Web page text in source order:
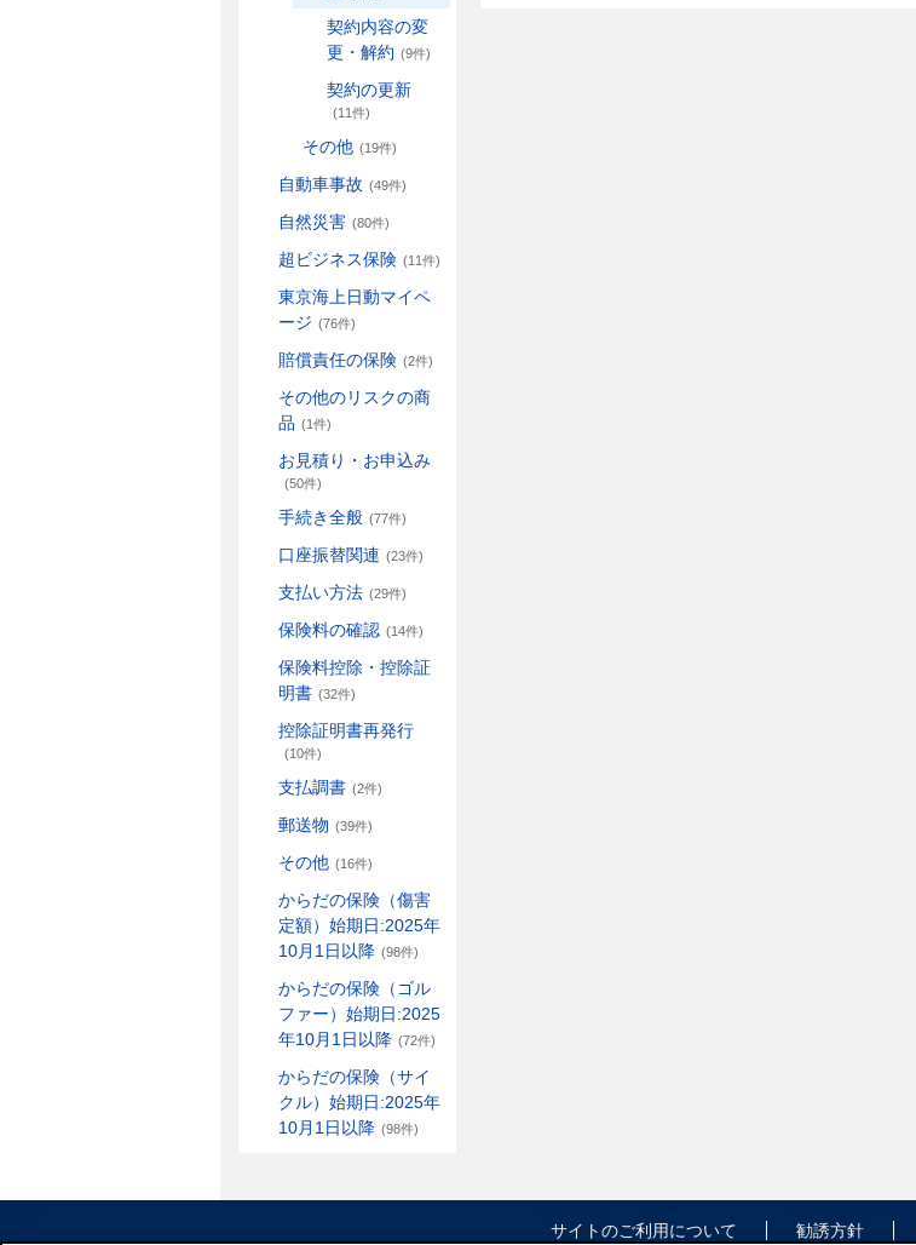
契約内容の変
更・解約 (9件)
契約の更新
(11件)
その他 (19件)
自動車事故 (49件)
自然災害 (80件)
超ビジネス保険 (11件)
東京海上日動マイペ
ージ (76件)
賠償責任の保険 (2件)
その他のリスクの商
品 (1件)
お見積り・お申込み
(50件)
手続き全般 (77件)
口座振替関連 (23件)
支払い方法 (29件)
保険料の確認 (14件)
保険料控除・控除証
明書 (32件)
控除証明書再発行
(10件)
支払調書 (2件)
郵送物 (39件)
その他 (16件)
からだの保険（傷害
定額）始期日:2025年
10月1日以降 (98件)
からだの保険（ゴル
ファー）始期日:2025
年10月1日以降 (72件)
からだの保険（サイ
クル）始期日:2025年
10月1日以降 (98件)
サイトのご利用について 勧誘方針